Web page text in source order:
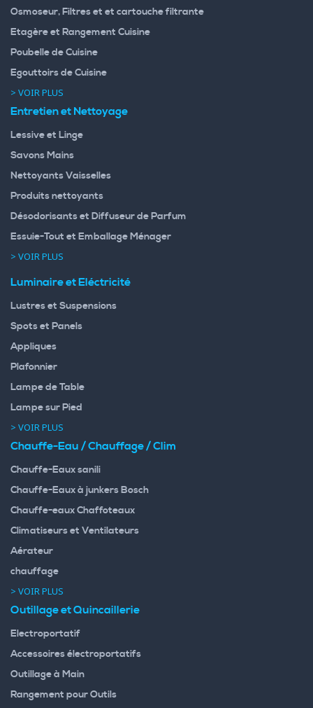
Osmoseur, Filtres et et cartouche filtrante
Etagère et Rangement Cuisine
Poubelle de Cuisine
Egouttoirs de Cuisine
> VOIR PLUS
Entretien et Nettoyage
Lessive et Linge
Savons Mains
Nettoyants Vaisselles
Produits nettoyants
Désodorisants et Diffuseur de Parfum
Essuie-Tout et Emballage Ménager
> VOIR PLUS
Luminaire et Eléctricité
Lustres et Suspensions
Spots et Panels
Appliques
Plafonnier
Lampe de Table
Lampe sur Pied
> VOIR PLUS
Chauffe-Eau / Chauffage / Clim
Chauffe-Eaux sanili
Chauffe-Eaux à junkers Bosch
Chauffe-eaux Chaffoteaux
Climatiseurs et Ventilateurs
Aérateur
chauffage
> VOIR PLUS
Outillage et Quincaillerie
Electroportatif
Accessoires électroportatifs
Outillage à Main
Rangement pour Outils